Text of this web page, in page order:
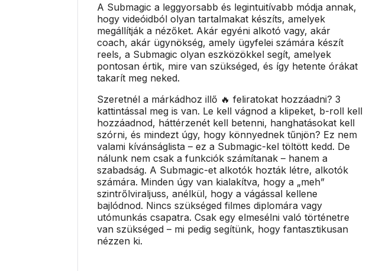
A Submagic a leggyorsabb és legintuitívabb módja annak,
hogy videóidból olyan tartalmakat készíts, amelyek
megállítják a nézőket. Akár egyéni alkotó vagy, akár
coach, akár ügynökség, amely ügyfelei számára készít
reels, a Submagic olyan eszközökkel segít, amelyek
pontosan értik, mire van szükséged, és így hetente órákat
takarít meg neked.
Szeretnél a márkádhoz illő 🔥 feliratokat hozzáadni? 3
kattintással meg is van. Le kell vágnod a klipeket, b-roll kell
hozzáadnod, háttérzenét kell betenni, hanghatásokat kell
szórni, és mindezt úgy, hogy könnyednek tűnjön? Ez nem
valami kívánságlista – ez a Submagic-kel töltött kedd. De
nálunk nem csak a funkciók számítanak – hanem a
szabadság. A Submagic-et alkotók hozták létre, alkotók
számára. Minden úgy van kialakítva, hogy a „meh”
szintrőlviraljuss, anélkül, hogy a vágással kellene
bajlódnod. Nincs szükséged filmes diplomára vagy
utómunkás csapatra. Csak egy elmesélni való történetre
van szükséged – mi pedig segítünk, hogy fantasztikusan
nézzen ki.